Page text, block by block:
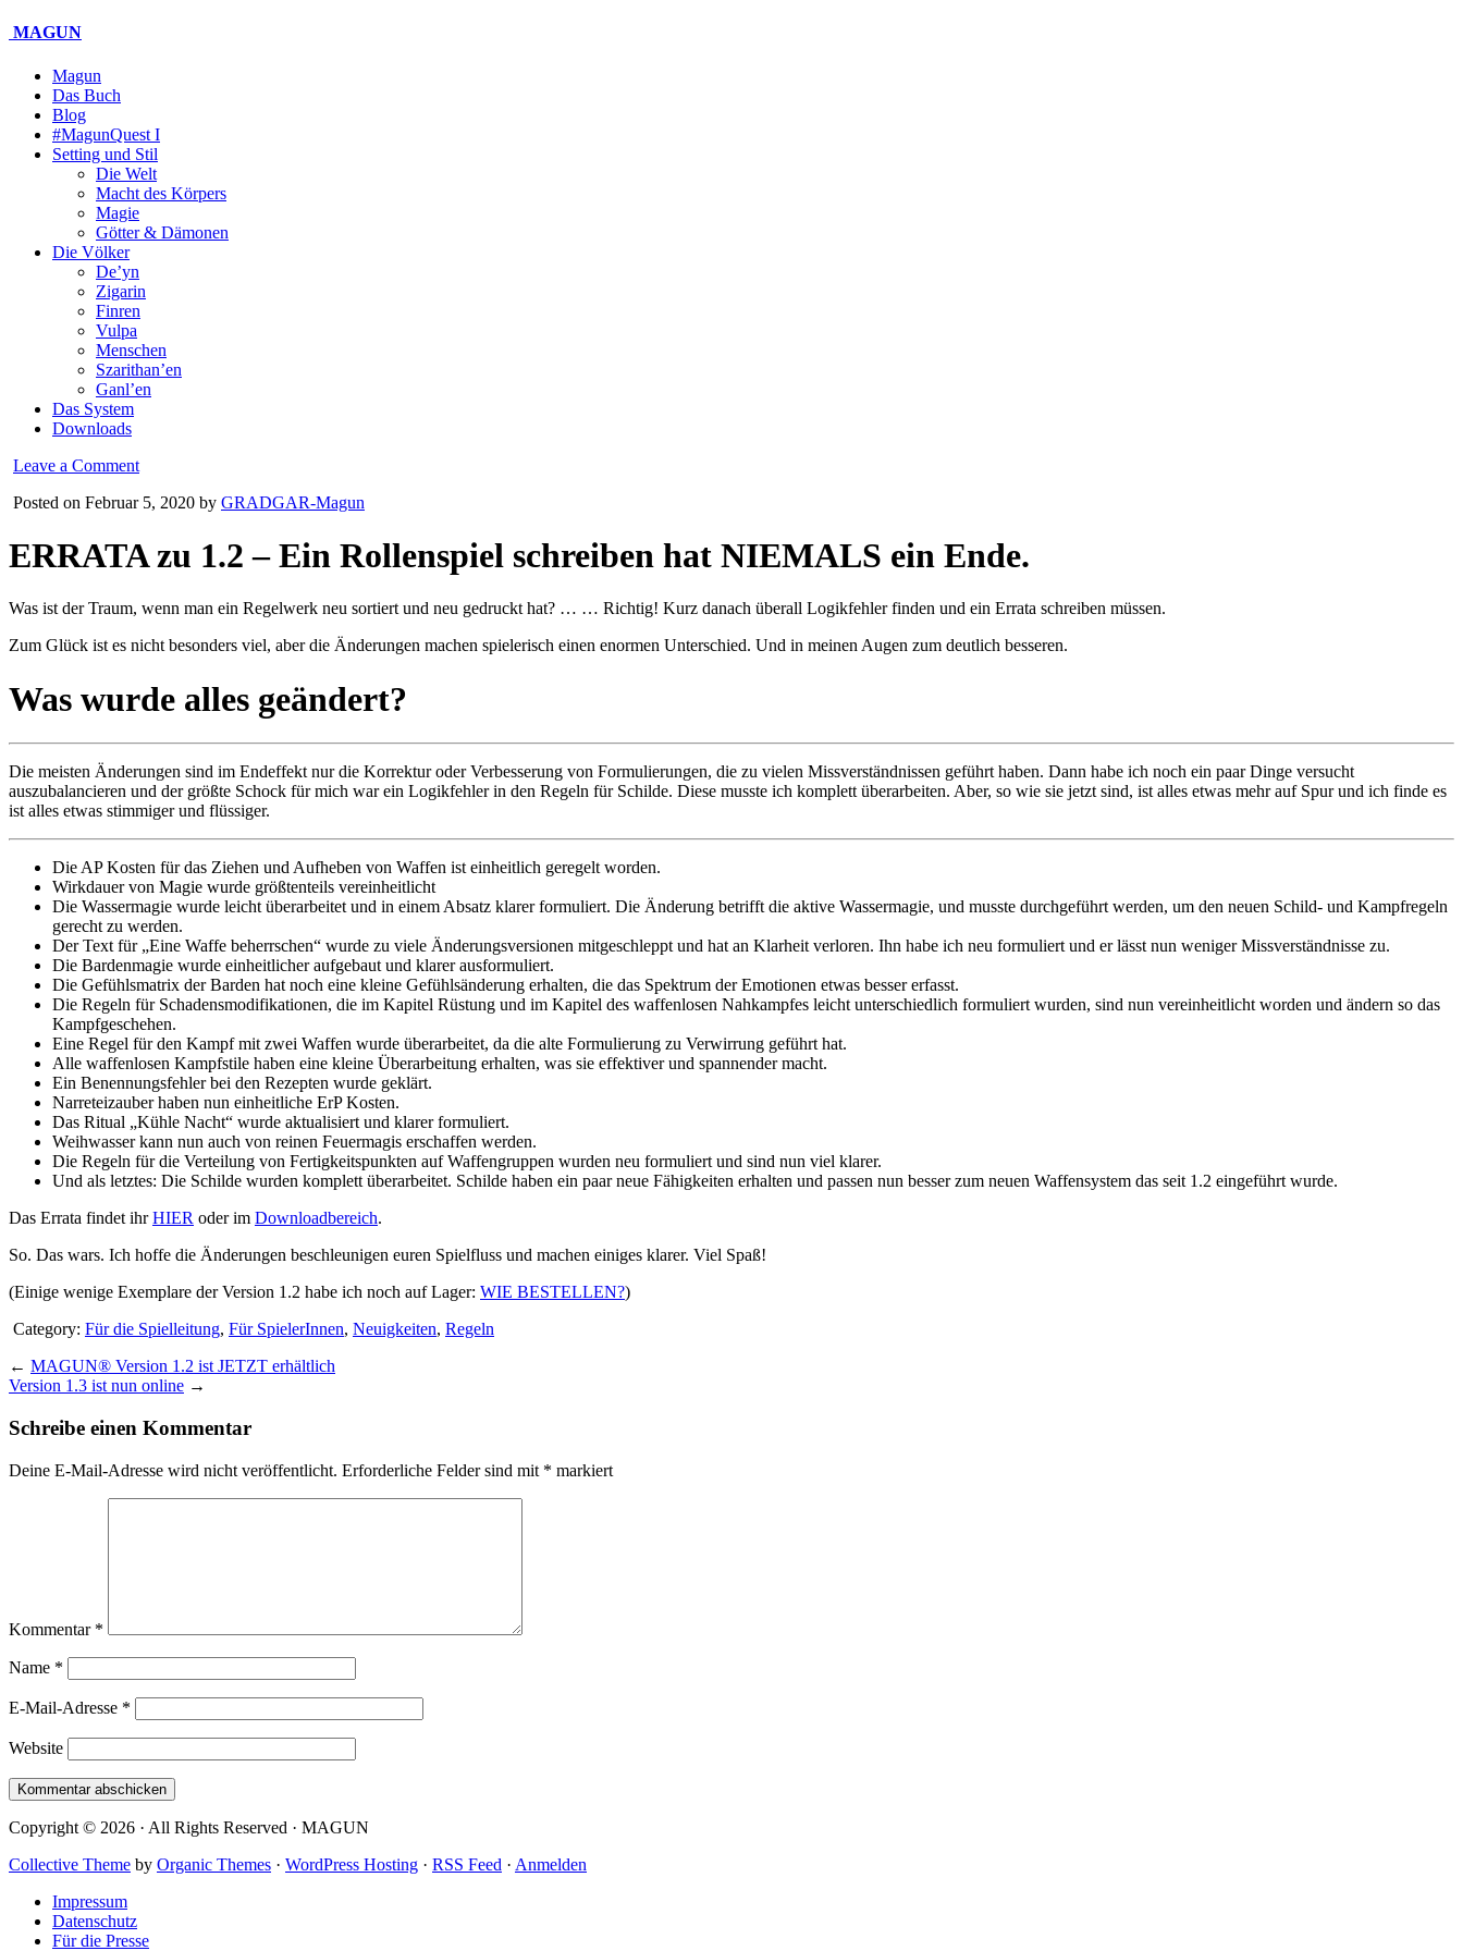
MAGUN
Magun
Das Buch
Blog
#MagunQuest I
Setting und Stil
Die Welt
Macht des Körpers
Magie
Götter & Dämonen
Die Völker
De’yn
Zigarin
Finren
Vulpa
Menschen
Szarithan’en
Ganl’en
Das System
Downloads
Leave a Comment
Posted on Februar 5, 2020 by GRADGAR-Magun
ERRATA zu 1.2 – Ein Rollenspiel schreiben hat NIEMALS ein Ende.
Was ist der Traum, wenn man ein Regelwerk neu sortiert und neu gedruckt hat? … … Richtig! Kurz danach überall Logikfehler finden und ein Errata schreiben müssen.
Zum Glück ist es nicht besonders viel, aber die Änderungen machen spielerisch einen enormen Unterschied. Und in meinen Augen zum deutlich besseren.
Was wurde alles geändert?
Die meisten Änderungen sind im Endeffekt nur die Korrektur oder Verbesserung von Formulierungen, die zu vielen Missverständnissen geführt haben. Dann habe ich noch ein paar Dinge versucht
auszubalancieren und der größte Schock für mich war ein Logikfehler in den Regeln für Schilde. Diese musste ich komplett überarbeiten. Aber, so wie sie jetzt sind, ist alles etwas mehr auf Spur und ich finde es
ist alles etwas stimmiger und flüssiger.
Die AP Kosten für das Ziehen und Aufheben von Waffen ist einheitlich geregelt worden.
Wirkdauer von Magie wurde größtenteils vereinheitlicht
Die Wassermagie wurde leicht überarbeitet und in einem Absatz klarer formuliert. Die Änderung betrifft die aktive Wassermagie, und musste durchgeführt werden, um den neuen Schild- und Kampfregeln
gerecht zu werden.
Der Text für „Eine Waffe beherrschen“ wurde zu viele Änderungsversionen mitgeschleppt und hat an Klarheit verloren. Ihn habe ich neu formuliert und er lässt nun weniger Missverständnisse zu.
Die Bardenmagie wurde einheitlicher aufgebaut und klarer ausformuliert.
Die Gefühlsmatrix der Barden hat noch eine kleine Gefühlsänderung erhalten, die das Spektrum der Emotionen etwas besser erfasst.
Die Regeln für Schadensmodifikationen, die im Kapitel Rüstung und im Kapitel des waffenlosen Nahkampfes leicht unterschiedlich formuliert wurden, sind nun vereinheitlicht worden und ändern so das
Kampfgeschehen.
Eine Regel für den Kampf mit zwei Waffen wurde überarbeitet, da die alte Formulierung zu Verwirrung geführt hat.
Alle waffenlosen Kampfstile haben eine kleine Überarbeitung erhalten, was sie effektiver und spannender macht.
Ein Benennungsfehler bei den Rezepten wurde geklärt.
Narreteizauber haben nun einheitliche ErP Kosten.
Das Ritual „Kühle Nacht“ wurde aktualisiert und klarer formuliert.
Weihwasser kann nun auch von reinen Feuermagis erschaffen werden.
Die Regeln für die Verteilung von Fertigkeitspunkten auf Waffengruppen wurden neu formuliert und sind nun viel klarer.
Und als letztes: Die Schilde wurden komplett überarbeitet. Schilde haben ein paar neue Fähigkeiten erhalten und passen nun besser zum neuen Waffensystem das seit 1.2 eingeführt wurde.
Das Errata findet ihrHIER oder im Downloadbereich.
So. Das wars. Ich hoffe die Änderungen beschleunigen euren Spielfluss und machen einiges klarer. Viel Spaß!
(Einige wenige Exemplare der Version 1.2 habe ich noch auf Lager: WIE BESTELLEN?)
Category: Für die Spielleitung, Für SpielerInnen, Neuigkeiten, Regeln
← MAGUN® Version 1.2 ist JETZT erhältlich
Version 1.3 ist nun online →
Schreibe einen Kommentar
Deine E-Mail-Adresse wird nicht veröffentlicht. Erforderliche Felder sind mit * markiert
Kommentar *
Name *
E-Mail-Adresse *
Website
Copyright © 2026 · All Rights Reserved · MAGUN
Collective Theme by Organic Themes · WordPress Hosting · RSS Feed · Anmelden
Impressum
Datenschutz
Für die Presse